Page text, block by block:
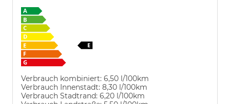
Verbrauch kombiniert: 6,50 l/100km
Verbrauch Innenstadt: 8,30 l/100km
Verbrauch Stadtrand: 6,20 l/100km